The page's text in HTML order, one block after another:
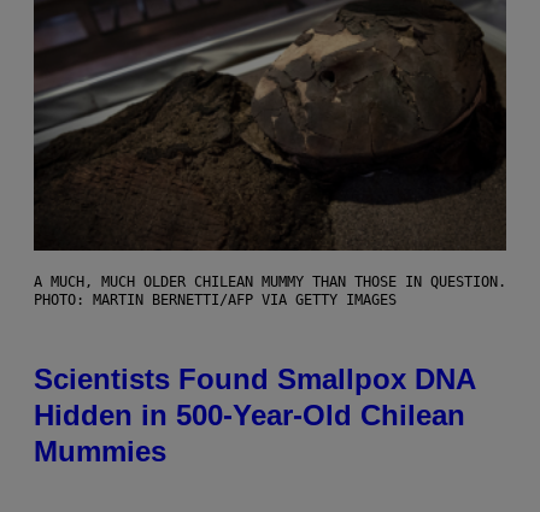
A MUCH, MUCH OLDER CHILEAN MUMMY THAN THOSE IN QUESTION.
PHOTO: MARTIN BERNETTI/AFP VIA GETTY IMAGES
Scientists Found Smallpox DNA
Hidden in 500-Year-Old Chilean
Mummies